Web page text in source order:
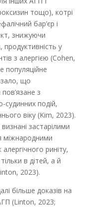
тощо), котрі
бар’єр і
знижуючи
продуктивність у
з алергією (Cohen,
популяційне
що
з
судинних подій,
віку (Kim, 2023).
застарілими
міжнародними
риніту,
в дітей, а й
2023).
більше доказів на
(Linton, 2023;